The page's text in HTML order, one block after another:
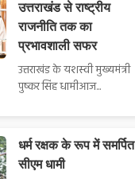
उत्तराखंड से राष्ट्रीय
राजनीति तक का
प्रभावशाली सफर
उत्तराखंड के यशस्वी मुख्यमंत्री
पुष्कर सिंह धामीआज...
धर्म रक्षक के रूप में समर्पित
सीएम धामी